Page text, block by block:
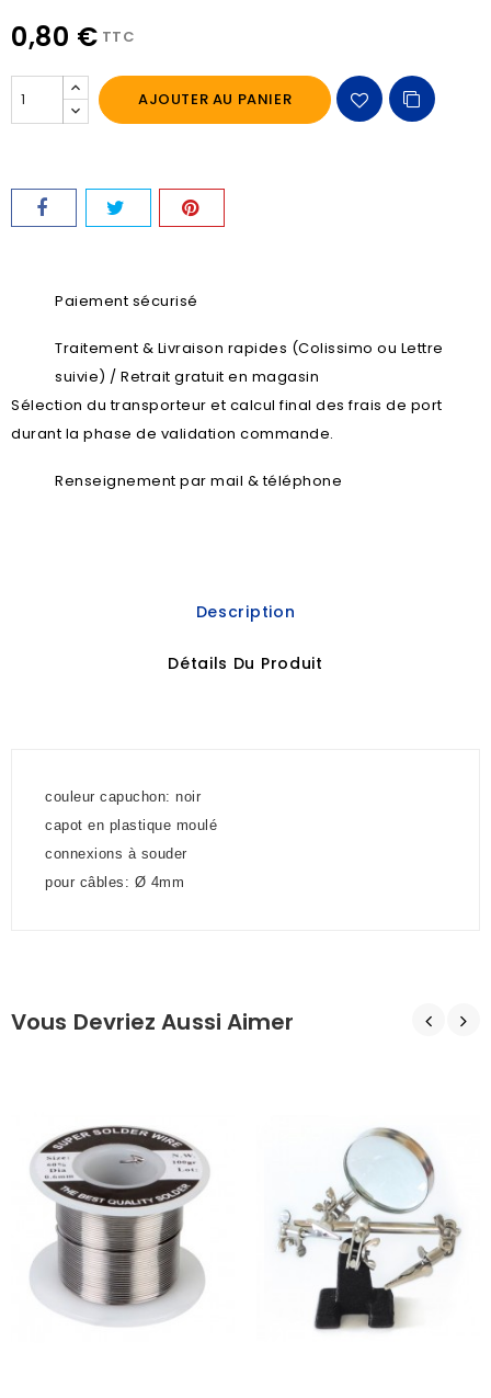
0,80 € TTC
AJOUTER AU PANIER
Paiement sécurisé
Traitement & Livraison rapides (Colissimo ou Lettre
suivie) / Retrait gratuit en magasin
Sélection du transporteur et calcul final des frais de port
durant la phase de validation commande.
Renseignement par mail & téléphone
Description
Détails Du Produit
couleur capuchon: noir
capot en plastique moulé
connexions à souder
pour câbles: Ø 4mm
Vous Devriez Aussi Aimer